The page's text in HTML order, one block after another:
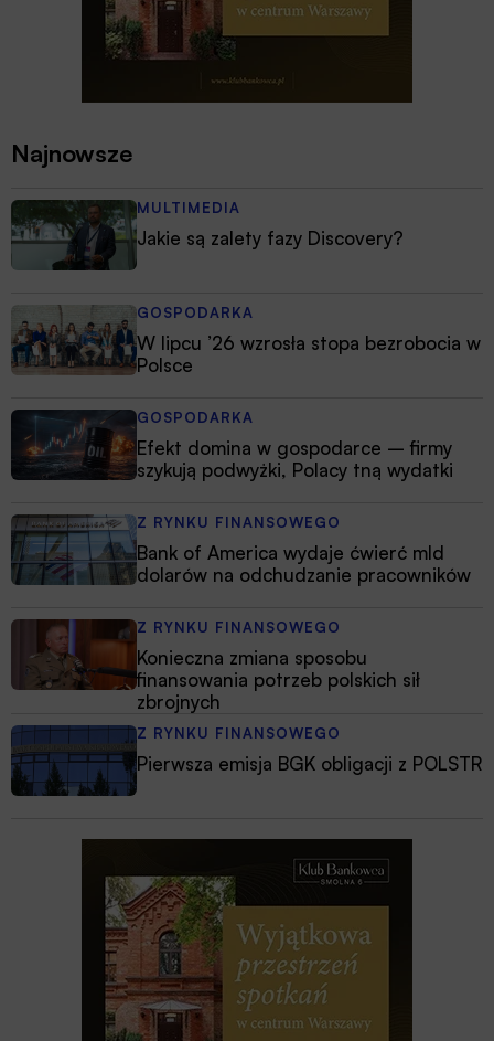
Najnowsze
MULTIMEDIA
Jakie są zalety fazy Discovery?
GOSPODARKA
W lipcu ’26 wzrosła stopa bezrobocia w
Polsce
GOSPODARKA
Efekt domina w gospodarce – firmy
szykują podwyżki, Polacy tną wydatki
Z RYNKU FINANSOWEGO
Bank of America wydaje ćwierć mld
dolarów na odchudzanie pracowników
Z RYNKU FINANSOWEGO
Konieczna zmiana sposobu
finansowania potrzeb polskich sił
zbrojnych
Z RYNKU FINANSOWEGO
Pierwsza emisja BGK obligacji z POLSTR